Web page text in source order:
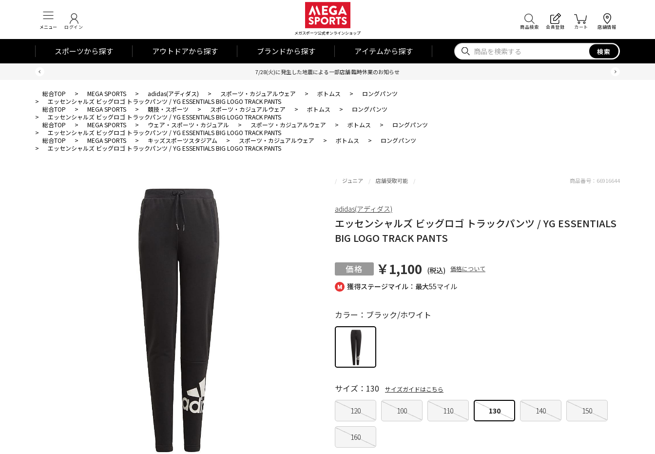
メニュー ログイン
メガスポーツ公式オンラインショップ
商品検索 会員登録 カート 店舗情報
スポーツから探す アウトドアから探す ブランドから探す アイテムから探す 検索
7/28(火)に発生した地震による一部店舗 臨時休業のお知らせ
総合TOP > MEGA SPORTS > adidas(アディダス) > スポーツ・カジュアルウェア > ボトムス >
ロングパンツ
>
エッセンシャルズ ビッグロゴ トラックパンツ / YG ESSENTIALS BIG LOGO TRACK PANTS
総合TOP
> MEGA SPORTS > 競技・スポーツ > スポーツ・カジュアルウェア > ボトムス >
ロングパンツ
>
エッセンシャルズ ビッグロゴ トラックパンツ / YG ESSENTIALS BIG LOGO TRACK PANTS
総合TOP
> MEGA SPORTS > ウェア・スポーツ・カジュアル > スポーツ・カジュアルウェア > ボトムス >
ロングパンツ
>
エッセンシャルズ ビッグロゴ トラックパンツ / YG ESSENTIALS BIG LOGO TRACK PANTS
総合TOP
> MEGA SPORTS > キッズスポーツスタジアム > スポーツ・カジュアルウェア > ボトムス >
ロングパンツ
>
エッセンシャルズ ビッグロゴ トラックパンツ / YG ESSENTIALS BIG LOGO TRACK PANTS
獲得ステージマイル：最大55マイル
ジュニア 店舗受取可能
エッセンシャルズ ビッグロゴ トラックパンツ / YG ESSENTIALS
BIG LOGO TRACK PANTS
￥1,100 (税込) 価格について
カラー：ブラック/ホワイト
120 100 110 130 140 150
160
サイズ：130 サイズガイドはこちら
商品番号： 66916644
adidas(アディダス)